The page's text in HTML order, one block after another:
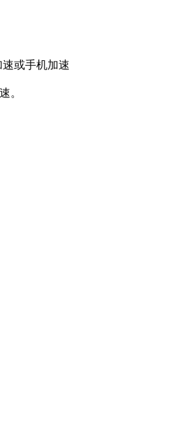
或手机加速
。